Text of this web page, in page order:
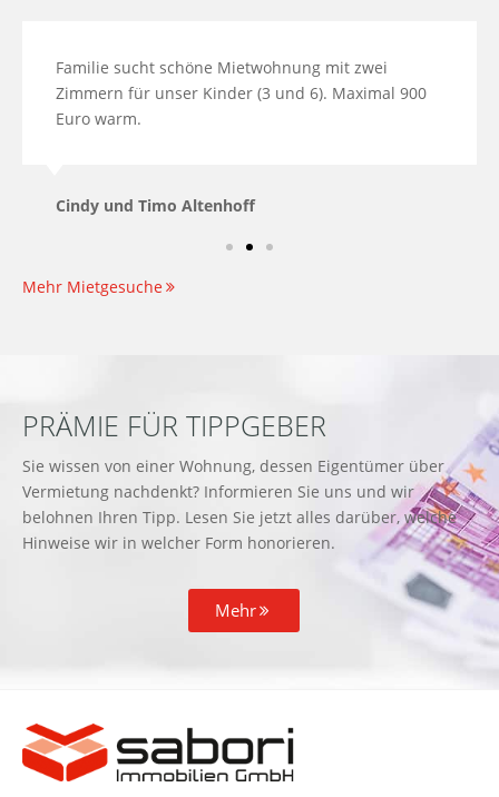
Familie sucht schöne Mietwohnung mit zwei
Zimmern für unser Kinder (3 und 6). Maximal 900
Euro warm.
Cindy und Timo Altenhoff
Mehr Mietgesuche
PRÄMIE FÜR TIPPGEBER
Sie wissen von einer Wohnung, dessen Eigentümer über
Vermietung nachdenkt? Informieren Sie uns und wir
belohnen Ihren Tipp. Lesen Sie jetzt alles darüber, welche
Hinweise wir in welcher Form honorieren.
Mehr